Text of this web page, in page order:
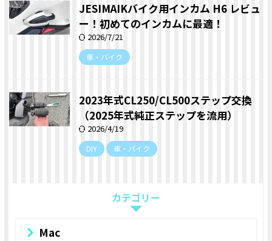
JESIMAIKバイク用インカム H6 レビュ
ー！初めてのインカムに最適！
2026/7/21
車・バイク
2023年式CL250/CL500ステップ交換
（2025年式純正ステップを流用）
2026/4/19
DIY 車・バイク
カテゴリー
Mac